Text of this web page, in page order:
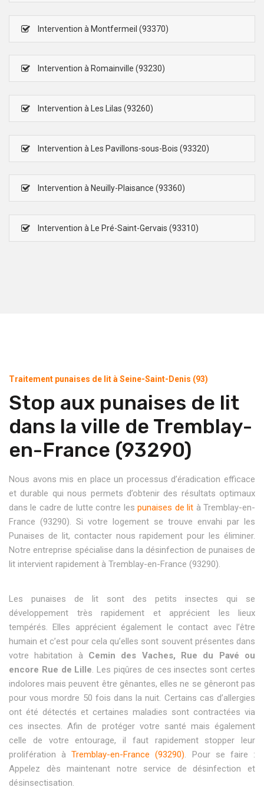
Intervention à Montfermeil (93370)
Intervention à Romainville (93230)
Intervention à Les Lilas (93260)
Intervention à Les Pavillons-sous-Bois (93320)
Intervention à Neuilly-Plaisance (93360)
Intervention à Le Pré-Saint-Gervais (93310)
Traitement punaises de lit à Seine-Saint-Denis (93)
Stop aux punaises de lit
dans la ville de Tremblay-
en-France (93290)
Nous avons mis en place un processus d’éradication efficace
et durable qui nous permets d’obtenir des résultats optimaux
dans le cadre de lutte contre lespunaises de lit à Tremblay-en-
France (93290). Si votre logement se trouve envahi par les
Punaises de lit, contacter nous rapidement pour les éliminer.
Notre entreprise spécialise dans la désinfection de punaises de
lit intervient rapidement à Tremblay-en-France (93290).
Les punaises de lit sont des petits insectes qui se
développement très rapidement et apprécient les lieux
tempérés. Elles apprécient également le contact avec l’être
humain et c’est pour cela qu’elles sont souvent présentes dans
votre habitation à Cemin des Vaches, Rue du Pavé ou
encore Rue de Lille. Les piqûres de ces insectes sont certes
indolores mais peuvent être gênantes, elles ne se gêneront pas
pour vous mordre 50 fois dans la nuit. Certains cas d’allergies
ont été détectés et certaines maladies sont contractées via
ces insectes. Afin de protéger votre santé mais également
celle de votre entourage, il faut rapidement stopper leur
prolifération àTremblay-en-France (93290). Pour se faire :
Appelez dès maintenant notre service de désinfection et
désinsectisation.